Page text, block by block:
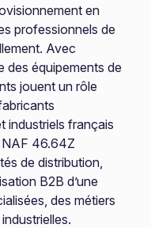
en
professionnels de
Avec
des équipements de
jouent un rôle
industriels français
NAF 46.64Z
de distribution,
B2B d’une
des métiers